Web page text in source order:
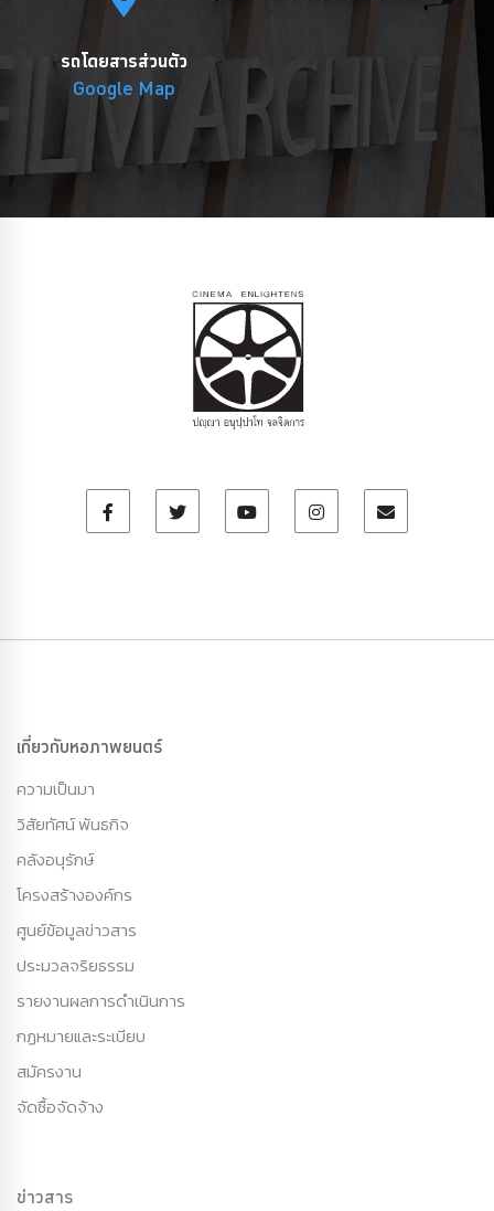
รถโดยสารส่วนตัว
Google Map
เกี่ยวกับหอภาพยนตร์
ความเป็นมา
วิสัยทัศน์ พันธกิจ
คลังอนุรักษ์
โครงสร้างองค์กร
ศูนย์ข้อมูลข่าวสาร
ประมวลจริยธรรม
รายงานผลการดำเนินการ
กฏหมายและระเบียบ
สมัครงาน
จัดซื้อจัดจ้าง
ข่าวสาร